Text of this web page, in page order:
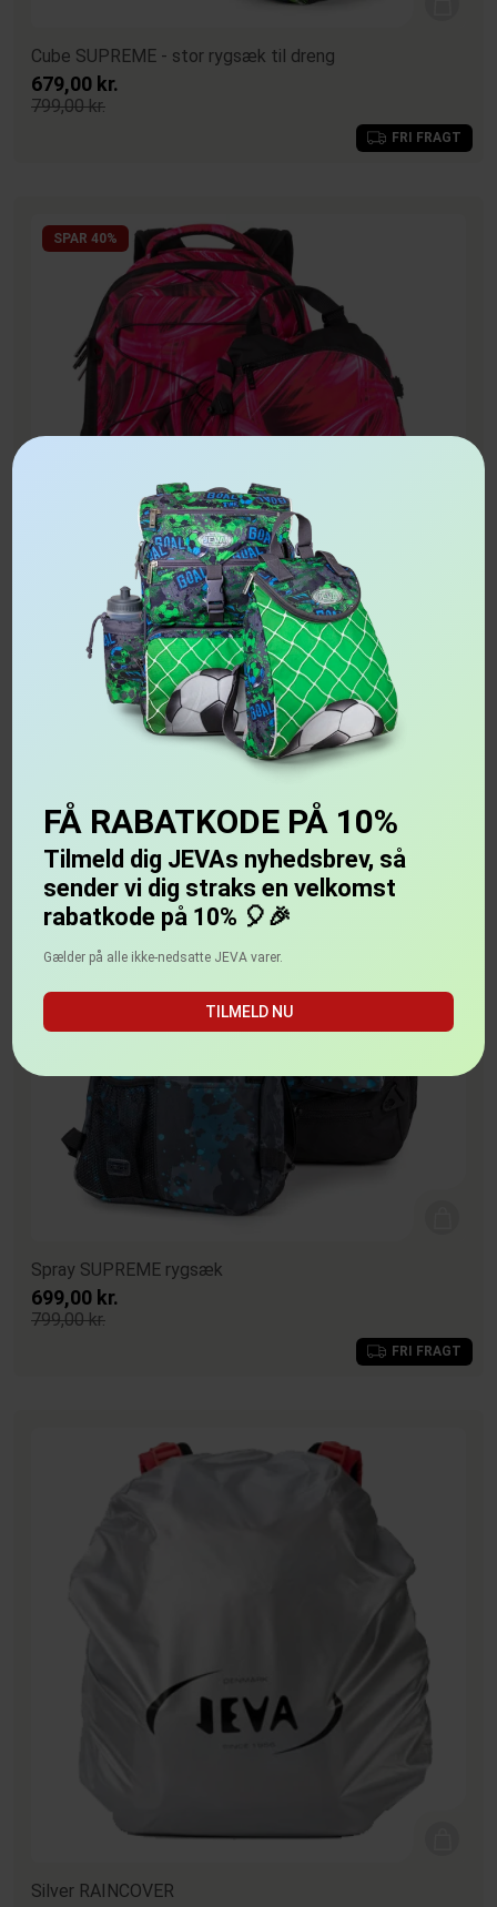
Cube SUPREME - stor rygsæk til dreng
679,00 kr.
799,00 kr.
FRI FRAGT
SPAR 40%
Pink Lightning SUPREME
479,00 kr.
SPAR 13%
Spray SUPREME rygsæk
699,00 kr.
799,00 kr.
FRI FRAGT
Silver RAINCOVER
FÅ RABATKODE PÅ 10%
Tilmeld dig JEVAs nyhedsbrev, så
sender vi dig straks en velkomst
rabatkode på 10% 🎈🎉
Gælder på alle ikke-nedsatte JEVA varer.
TILMELD NU